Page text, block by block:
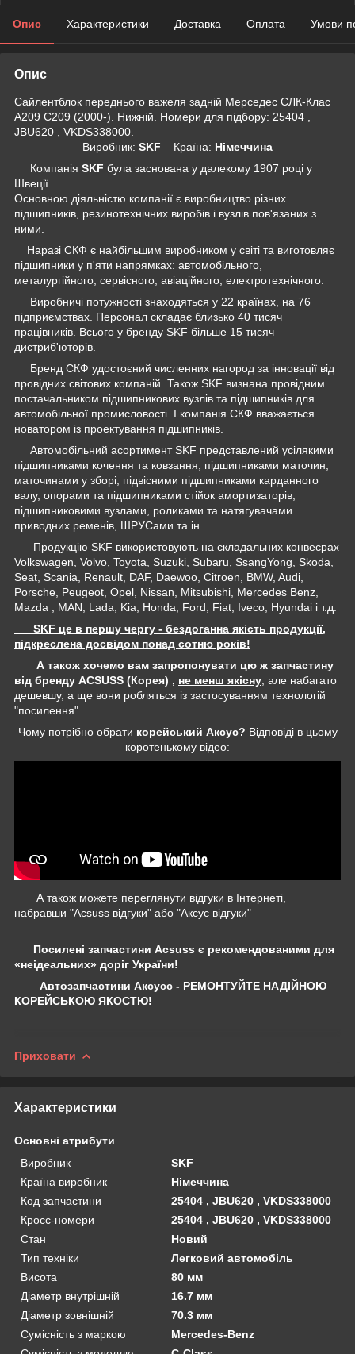
Опис Характеристики Доставка Оплата Умови
Опис
Сайлентблок переднього важеля задній Мерседес CЛК-Клас
A209 C209 (2000-). Нижній. Номери для підбору: 25404 ,
JBU620 , VKDS338000.
Виробник: SKF Крaїна: Німеччина
Компанія SKF була заснована у далекому 1907 році у
Швеції.
Основною діяльністю компанії є виробництво різних
підшипників, резинотехнічних виробів і вузлів пов'язаних з
ними.
Наразі СКФ є найбільшим виробником у світі та виготовляє
підшипники у п'яти напрямках: автомобільного,
металургійного, сервісного, авіаційного, електротехнічного.
Виробничі потужності знаходяться у 22 країнах, на 76
підприємствах. Персонал складає близько 40 тисяч
працівників. Всього у бренду SKF більше 15 тисяч
дистриб'юторів.
Бренд СКФ удостоєний численних нагород за інновації від
провідних світових компаній. Також SKF визнана провідним
постачальником підшипникових вузлів та підшипників для
автомобільної промисловості. І компанія СКФ вважається
новатором із проектування підшипників.
Автомобільний асортимент SKF представлений усілякими
підшипниками кочення та ковзання, підшипниками маточин,
маточинами у зборі, підвісними підшипниками карданного
валу, опорами та підшипниками стійок амортизаторів,
підшипниковими вузлами, роликами та натягувачами
приводних ременів, ШРУСами та ін.
Продукцію SKF використовують на складальних конвеєрах
Volkswagen, Volvo, Toyota, Suzuki, Subaru, SsangYong, Skoda,
Seat, Scania, Renault, DAF, Daewoo, Citroen, BMW, Audi,
Porsche, Peugeot, Opel, Nissan, Mitsubishi, Mercedes Benz,
Mazda , MAN, Lada, Kia, Honda, Ford, Fiat, Iveco, Hyundai і т.д.
SKF це в першу чергу - бездоганна якість продукції,
підкреслена досвідом понад сотню років!
А також хочемо вам запропонувати цю ж запчастину
від бренду ACSUSS (Корея) , не менш якісну , але набагато
дешевшу, а ще вони робляться із застосуванням технологій
"посилення"
Чому потрібно обрати корейський Аксус? Відповіді в цьому
коротенькому відео:
А також можете переглянути відгуки в Інтернеті,
набравши "Acsuss відгуки" або "Аксус відгуки"
Посилені запчастини Acsuss є рекомендованими для
«неідеальних» доріг України!
Автозапчастини Аксусс - РЕМОНТУЙТЕ НАДІЙНОЮ
КОРЕЙСЬКОЮ ЯКОСТЮ!
Приховати
Характеристики
Основні атрибути
Виробник
SKF
Країна виробник
Німеччина
Код запчастини
25404 , JBU620 , VKDS338000
Кросс-номери
25404 , JBU620 , VKDS338000
Стан
Новий
Тип техніки
Легковий автомобіль
Висота
80 мм
Діаметр внутрішній
16.7 мм
Діаметр зовнішній
70.3 мм
Сумісність з маркою
Mercedes-Benz